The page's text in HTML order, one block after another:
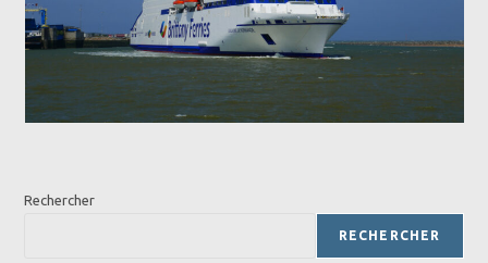
Rechercher
RECHERCHER